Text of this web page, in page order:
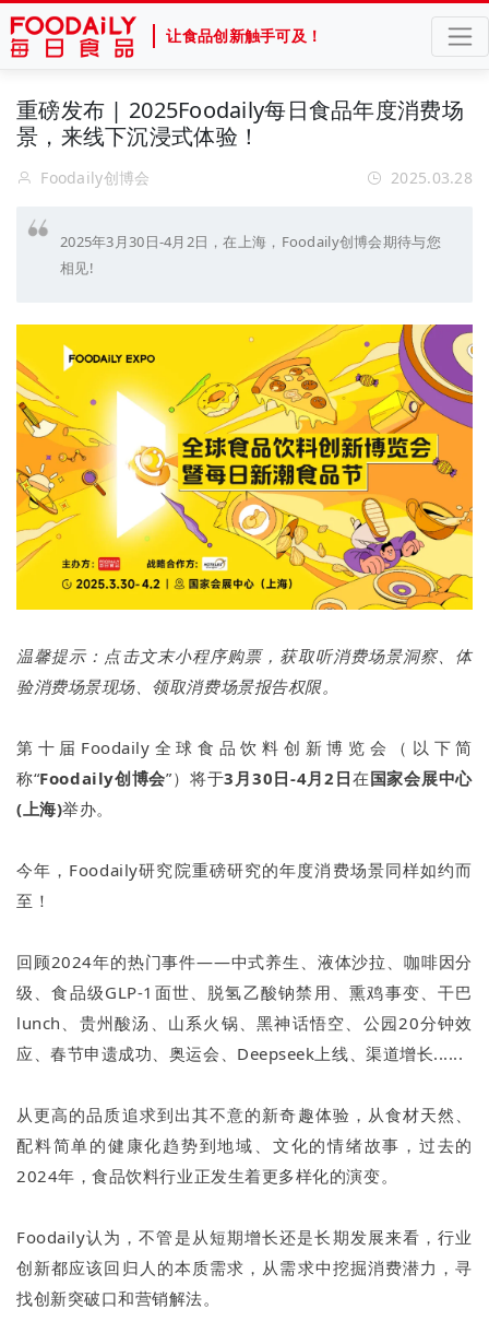
让食品创新触手可及！
重磅发布 | 2025Foodaily每日食品年度消费场
景，来线下沉浸式体验！
Foodaily创博会 2025.03.28
2025年3月30日-4月2日，在上海，Foodaily创博会期待与您
相见!
温馨提示：点击文末小程序购票，获取听消费场景洞察、体
验消费场景现场、领取消费场景报告权限。
第十届Foodaily全球食品饮料创新博览会（以下简
称“Foodaily创博会”）将于3月30日-4月2日在国家会展中心
(上海)举办。
今年，Foodaily研究院重磅研究的年度消费场景同样如约而
至！
回顾2024年的热门事件——中式养生、液体沙拉、咖啡因分
级、食品级GLP-1面世、脱氢乙酸钠禁用、熏鸡事变、干巴
lunch、贵州酸汤、山系火锅、黑神话悟空、公园20分钟效
应、春节申遗成功、奥运会、Deepseek上线、渠道增长......
从更高的品质追求到出其不意的新奇趣体验，从食材天然、
配料简单的健康化趋势到地域、文化的情绪故事，过去的
2024年，食品饮料行业正发生着更多样化的演变。
Foodaily认为，不管是从短期增长还是长期发展来看，行业
创新都应该回归人的本质需求，从需求中挖掘消费潜力，寻
找创新突破口和营销解法。